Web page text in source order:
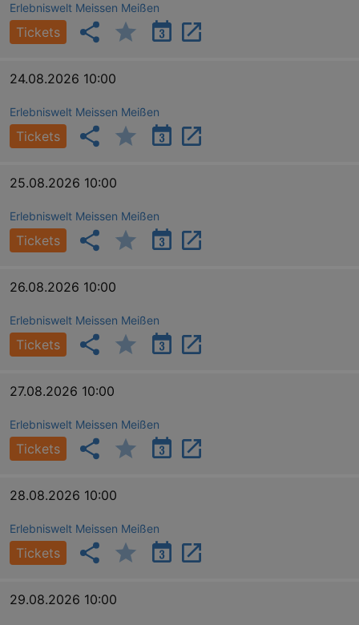
Erlebniswelt Meissen Meißen
Tickets
24.08.2026 10:00
Erlebniswelt Meissen Meißen
Tickets
25.08.2026 10:00
Erlebniswelt Meissen Meißen
Tickets
26.08.2026 10:00
Erlebniswelt Meissen Meißen
Tickets
27.08.2026 10:00
Erlebniswelt Meissen Meißen
Tickets
28.08.2026 10:00
Erlebniswelt Meissen Meißen
Tickets
29.08.2026 10:00